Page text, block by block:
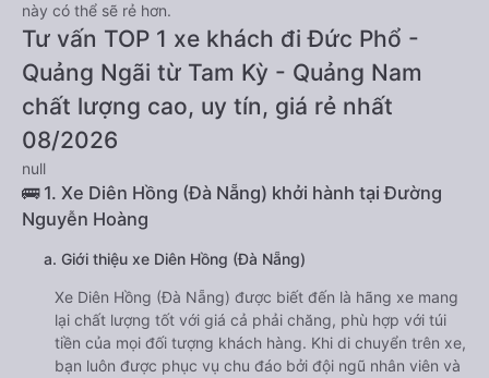
này có thể sẽ rẻ hơn.
Tư vấn TOP 1 xe khách đi Đức Phổ -
Quảng Ngãi từ Tam Kỳ - Quảng Nam
chất lượng cao, uy tín, giá rẻ nhất
08/2026
null
🚌 1. Xe Diên Hồng (Đà Nẵng) khởi hành tại Đường
Nguyễn Hoàng
a. Giới thiệu xe Diên Hồng (Đà Nẵng)
Xe Diên Hồng (Đà Nẵng) được biết đến là hãng xe mang
lại chất lượng tốt với giá cả phải chăng, phù hợp với túi
tiền của mọi đối tượng khách hàng. Khi di chuyển trên xe,
bạn luôn được phục vụ chu đáo bởi đội ngũ nhân viên và